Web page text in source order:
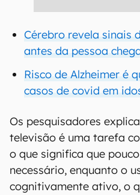
Cérebro revela sinais
antes da pessoa
Risco de Alzheimer é
casos de covid em
Os pesquisadores
televisão é uma tarefa
o que significa que
necessário, enquanto o
cognitivamente ativo, o